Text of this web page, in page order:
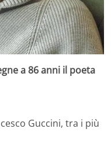
a 86 anni il poeta
Guccini, tra i più